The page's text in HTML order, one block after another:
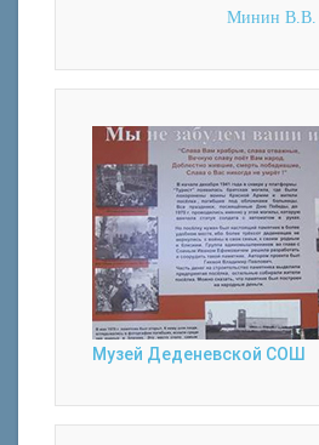
Минин В.В.
Музей Деденевской СОШ